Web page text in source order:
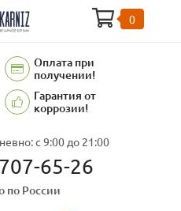
0
Оплата при
получении!
Гарантия от
коррозии!
c 9:00 до 21:00
65-26
по России